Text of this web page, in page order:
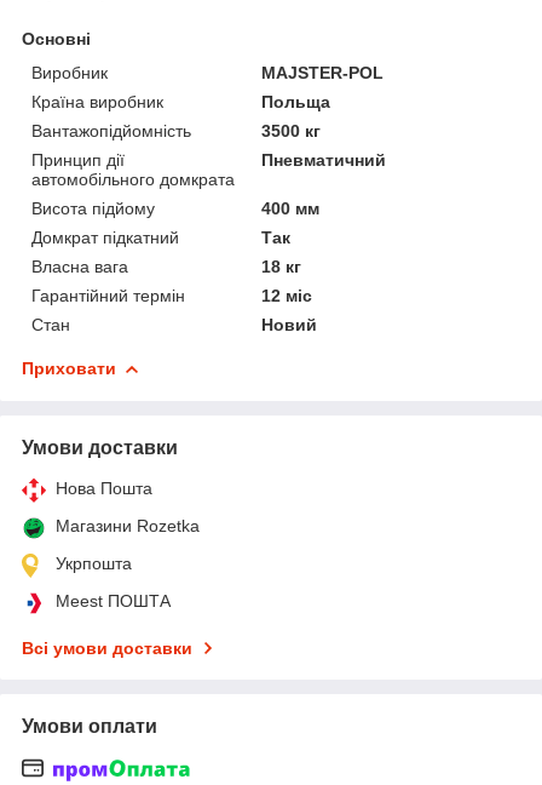
Основні
Виробник
MAJSTER-POL
Країна виробник
Польща
Вантажопідйомність
3500 кг
Принцип дії
автомобільного домкрата
Пневматичний
Висота підйому
400 мм
Домкрат підкатний
Так
Власна вага
18 кг
Гарантійний термін
12 міс
Стан
Новий
Приховати
Умови доставки
Нова Пошта
Магазини Rozetka
Укрпошта
Meest ПОШТА
Всі умови доставки
Умови оплати